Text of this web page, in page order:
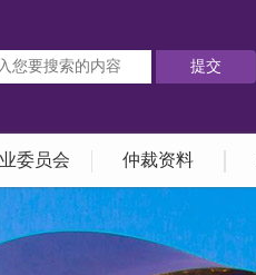
委员会 仲裁资料